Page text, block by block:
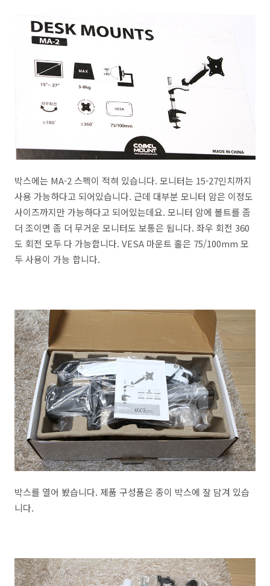
박스에는 MA-2 스펙이 적혀 있습니다. 모니터는 15-27인치까지
사용 가능하다고 되어있습니다. 근데 대부분 모니터 암은 이정도
사이즈까지만 가능하다고 되어있는데요. 모니터 암에 볼트를 좀
더 조이면 좀 더 무거운 모니터도 보통은 됩니다. 좌우 회전 360
도 회전 모두 다 가능합니다. VESA 마운트 홀은 75/100mm 모
두 사용이 가능 합니다.
박스를 열어 봤습니다. 제품 구성품은 종이 박스에 잘 담겨 있습
니다.